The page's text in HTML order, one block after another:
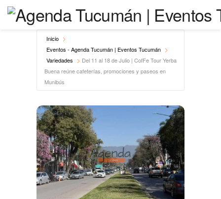
Inicio
Eventos - Agenda Tucumán | Eventos Tucumán
Variedades
Del 11 al 18 de Julio | CofFe Tour Yerba
Buena reúne cafeterías, promociones y paseos en
Munibús